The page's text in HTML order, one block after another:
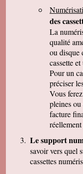
Félix F.
J'ai bien
avoir
les
pense que
retrouver de
pour la
Très
Michel J.
Bonjour
exactitude
faire
Cordialement
des
La
qualité
ou disque
cassette
Pour un
préciser
Vous
pleines
facture
Le support
savoir vers quel
cassettes